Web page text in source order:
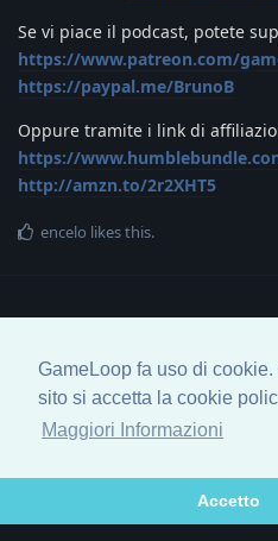
GameLoop fa uso di
sito si accetta la cookie
Maggiori Informazioni
Accetto
Se vi piace il podcast, potete
https://www.patreon.com/
https://paypal.me/BrunoB
Oppure tramite i link di
https://
http://amzn.to/2r2XHT5
encelo likes this.
Write a Reply...